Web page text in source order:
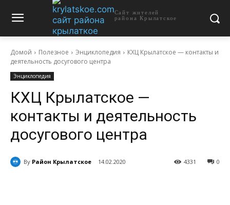
Сайт жителей
района Крылатское
Домой Полезное Энциклопедия
КХЦ Крылатское — контакты и
деятельность досугового центра
Энциклопедия
КХЦ Крылатское —
контакты и деятельность
досугового центра
By Район Крылатское 14.02.2020 0
4331